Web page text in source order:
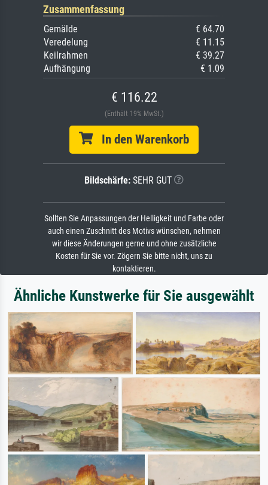
Zusammenfassung
Gemälde
€ 64.70
Veredelung
€ 11.15
Keilrahmen
€ 39.27
Aufhängung
€ 1.09
€ 116.22
(Enthält 19% MwSt.)
In den Warenkorb
Bildschärfe: SEHR GUT
Sollten Sie Anpassungen der Helligkeit und Farbe oder
auch einen Zuschnitt des Motivs wünschen, nehmen
wir diese Änderungen gerne und ohne zusätzliche
Kosten für Sie vor. Zögern Sie bitte nicht, uns zu
kontaktieren.
Ähnliche Kunstwerke für Sie ausgewählt